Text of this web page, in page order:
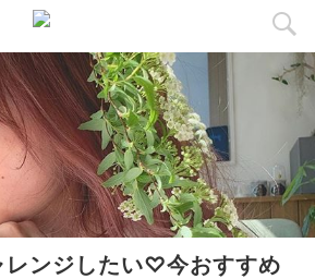
レンジしたい♡今おすすめ